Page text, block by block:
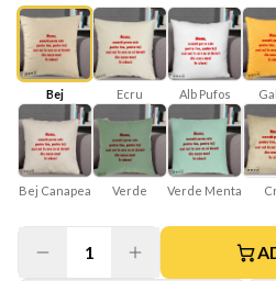
Bej Ecru Alb Pufos
Bej Canapea Verde Verde Menta
1